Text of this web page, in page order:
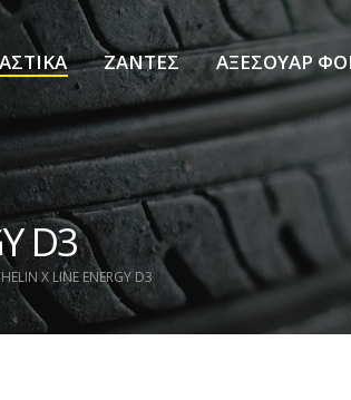
ΖΑΝΤΕΣ ΑΞΕΣΟΥΑΡ
D3
X LINE ENERGY D3